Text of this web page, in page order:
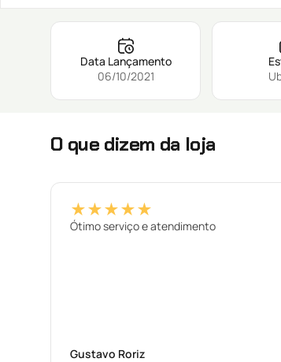
Data Lançamento
06/10/2021
O que dizem da loja
★★★★★
Ótimo serviço e atendimento
Gustavo Roriz